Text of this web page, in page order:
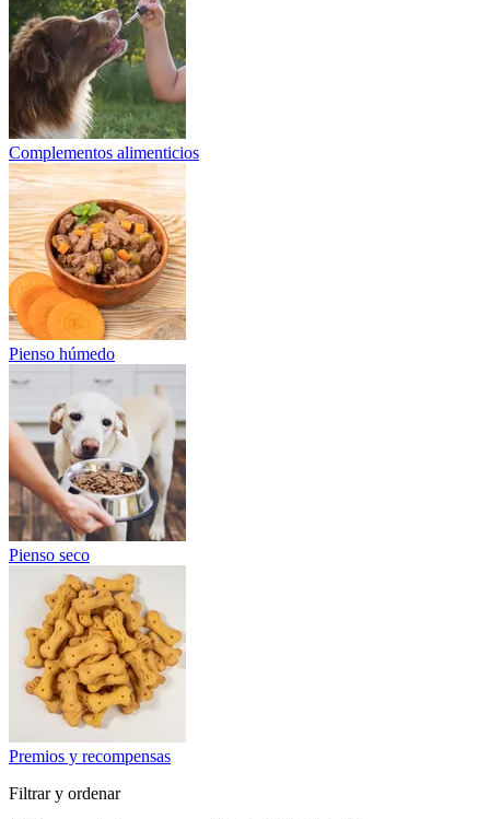
Complementos alimenticios
Pienso húmedo
Pienso seco
Premios y recompensas
Filtrar y ordenar